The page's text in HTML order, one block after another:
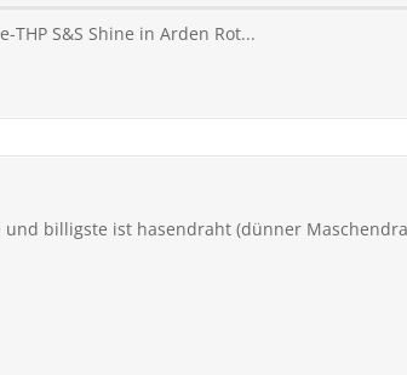
THP S&S Shine in Arden Rot...
und billigste ist hasendraht (dünner